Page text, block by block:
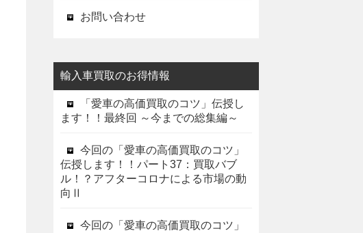
お問い合わせ
輸入車買取のお得情報
「愛車の高価買取のコツ」伝授し
ます！！最終回 ～今までの総集編～
今回の「愛車の高価買取のコツ」
伝授します！！パート37：買取バブ
ル！？アフターコロナによる市場の動
向Ⅱ
今回の「愛車の高価買取のコツ」